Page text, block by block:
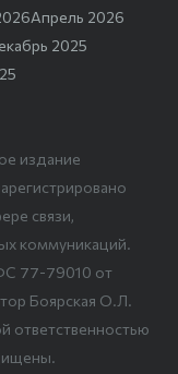
Апрель 2026
2025
издание
связи,
коммуникаций.
77-79010 от
Боярская О.Л.
ответственностью